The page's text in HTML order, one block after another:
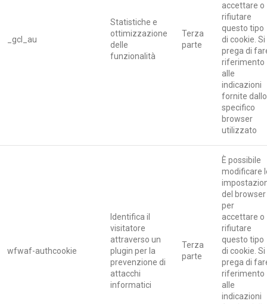
_gcl_au
Statistiche e
ottimizzazione
delle
funzionalità
Terza
parte
accettare o
rifiutare
questo tipo
di cookie. Si
prega di
riferimento
alle
indicazioni
fornite dallo
specifico
browser
utilizzato
wfwaf-authcookie
Identifica il
visitatore
attraverso un
plugin per la
prevenzione di
attacchi
informatici
Terza
parte
È possibile
modificare
del browser
per
accettare o
rifiutare
questo tipo
di cookie. Si
prega di
riferimento
alle
indicazioni